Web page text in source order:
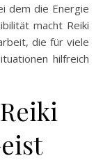
dem die Energie
macht Reiki
die für viele
hilfreich